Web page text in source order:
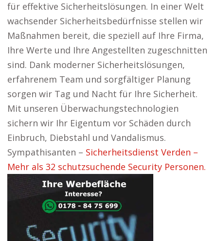
für effektive Sicherheitslösungen. In einer Welt
wachsender Sicherheitsbedürfnisse stellen wir
Maßnahmen bereit, die speziell auf Ihre Firma,
Ihre Werte und Ihre Angestellten zugeschnitten
sind. Dank moderner Sicherheitslösungen,
erfahrenem Team und sorgfältiger Planung
sorgen wir Tag und Nacht für Ihre Sicherheit.
Mit unseren Überwachungstechnologien
sichern wir Ihr Eigentum vor Schäden durch
Einbruch, Diebstahl und Vandalismus.
Sympathisanten – Sicherheitsdienst Verden –
Mehr als 32 schutzsuchende Security Personen.